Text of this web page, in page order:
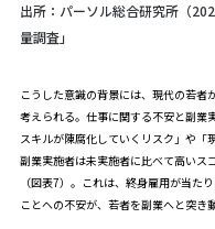
出所：パーソル総合研究所（
量調査」
こうした意識の背景には、現代の若者
考えられる。仕事に関する不安と副業
スキルが陳腐化していくリスク」や「
副業実施者は未実施者に比べて高いス
（図表7）。これは、終身雇用が当た
ことへの不安が、若者を副業へと突き